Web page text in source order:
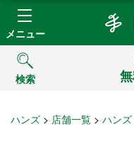
メニュー
検索
ハンズ 店舗一覧 ハンズ